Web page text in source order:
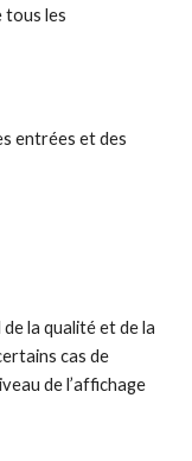
tous les
entrées et des
la qualité et de la
cas de
de l’affichage